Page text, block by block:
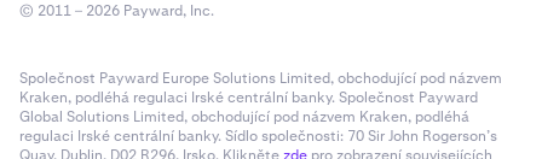
© 2011 – 2026 Payward, Inc.
Společnost Payward Europe Solutions Limited, obchodující pod názvem
Kraken, podléhá regulaci Irské centrální banky. Společnost Payward
Global Solutions Limited, obchodující pod názvem Kraken, podléhá
regulaci Irské centrální banky. Sídlo společnosti: 70 Sir John Rogerson’s
Quay, Dublin, D02 R296, Irsko. Kliknětezde pro zobrazení souvisejících